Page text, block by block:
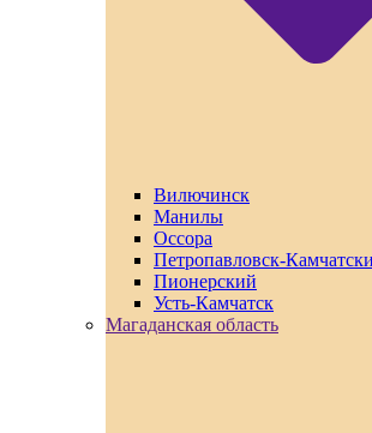
Вилючинск
Манилы
Оссора
Петропавловск-
Пионерский
Усть-Камчатск
Магаданская область